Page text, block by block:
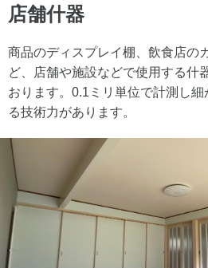
店舗什器
商品のディスプレイ棚、飲食店の
ど、店舗や施設などで使用する什
おります。0.1ミリ単位で計測し
る技術力があります。